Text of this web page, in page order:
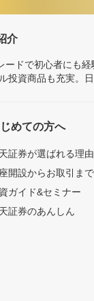
介
ドで初心者にも
投資商品も充実。
めての方へ
証券が選ばれる理由
開設からお取引ま
ガイド&セミナー
証券のあんしん